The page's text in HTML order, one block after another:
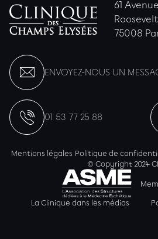
61
Roosevelt
75008
ENVOYEZ-NOUS UN
01 53 77 25 88
Mentions légales Politique de
© Copyright 2024
La Clinique dans les médias